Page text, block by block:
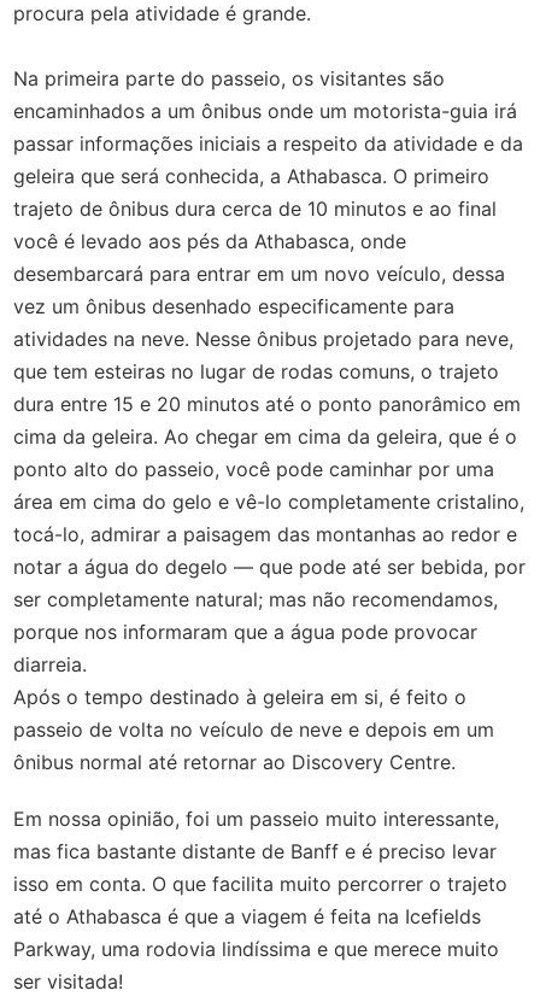
procura pela atividade é grande.
Na primeira parte do passeio, os visitantes são
encaminhados a um ônibus onde um motorista-guia irá
passar informações iniciais a respeito da atividade e da
geleira que será conhecida, a Athabasca. O primeiro
trajeto de ônibus dura cerca de 10 minutos e ao final
você é levado aos pés da Athabasca, onde
desembarcará para entrar em um novo veículo, dessa
vez um ônibus desenhado especificamente para
atividades na neve. Nesse ônibus projetado para neve,
que tem esteiras no lugar de rodas comuns, o trajeto
dura entre 15 e 20 minutos até o ponto panorâmico em
cima da geleira. Ao chegar em cima da geleira, que é o
ponto alto do passeio, você pode caminhar por uma
área em cima do gelo e vê-lo completamente cristalino,
tocá-lo, admirar a paisagem das montanhas ao redor e
notar a água do degelo — que pode até ser bebida, por
ser completamente natural; mas não recomendamos,
porque nos informaram que a água pode provocar
diarreia.
Após o tempo destinado à geleira em si, é feito o
passeio de volta no veículo de neve e depois em um
ônibus normal até retornar ao Discovery Centre.
Em nossa opinião, foi um passeio muito interessante,
mas fica bastante distante de Banff e é preciso levar
isso em conta. O que facilita muito percorrer o trajeto
até o Athabasca é que a viagem é feita na Icefields
Parkway, uma rodovia lindíssima e que merece muito
ser visitada!